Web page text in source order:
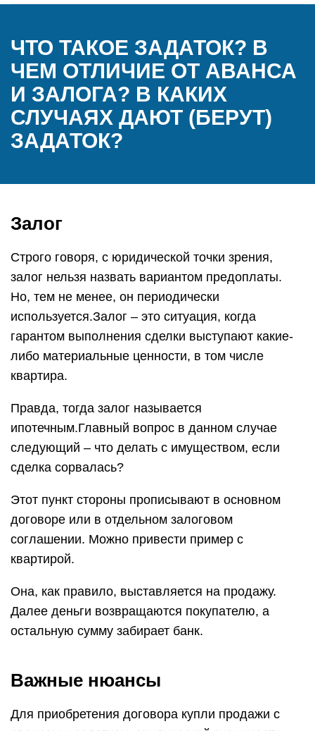
ЧТО ТАКОЕ ЗАДАТОК? В
ЧЕМ ОТЛИЧИЕ ОТ АВАНСА
И ЗАЛОГА? В КАКИХ
СЛУЧАЯХ ДАЮТ (БЕРУТ)
ЗАДАТОК?
Залог
Строго говоря, с юридической точки зрения,
залог нельзя назвать вариантом предоплаты.
Но, тем не менее, он периодически
используется.Залог – это ситуация, когда
гарантом выполнения сделки выступают какие-
либо материальные ценности, в том числе
квартира.
Правда, тогда залог называется
ипотечным.Главный вопрос в данном случае
следующий – что делать с имуществом, если
сделка сорвалась?
Этот пункт стороны прописывают в основном
договоре или в отдельном залоговом
соглашении. Можно привести пример с
квартирой.
Она, как правило, выставляется на продажу.
Далее деньги возвращаются покупателю, а
остальную сумму забирает банк.
Важные нюансы
Для приобретения договора купли продажи с